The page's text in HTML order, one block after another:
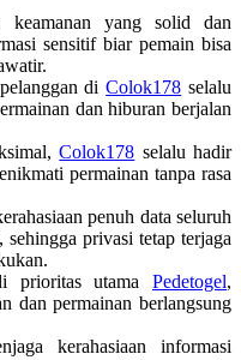
keamanan yang solid dan
sensitif biar pemain bisa
diColok178 selalu
dan hiburan berjalan
Colok178 selalu hadir
permainan tanpa rasa
penuh data seluruh
privasi tetap terjaga
prioritas utama Pedetogel,
dan permainan berlangsung
kerahasiaan informasi